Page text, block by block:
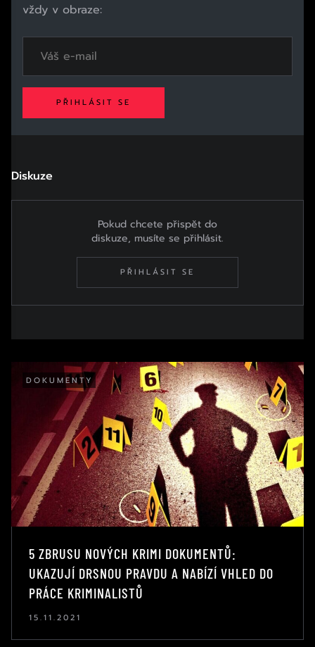
vždy v obraze:
PŘIHLÁSIT SE
Diskuze
Pokud chcete přispět do
diskuze, musíte se přihlásit.
PŘIHLÁSIT SE
DOKUMENTY
5 ZBRUSU NOVÝCH KRIMI DOKUMENTŮ:
UKAZUJÍ DRSNOU PRAVDU A NABÍZÍ VHLED DO
PRÁCE KRIMINALISTŮ
15.11.2021